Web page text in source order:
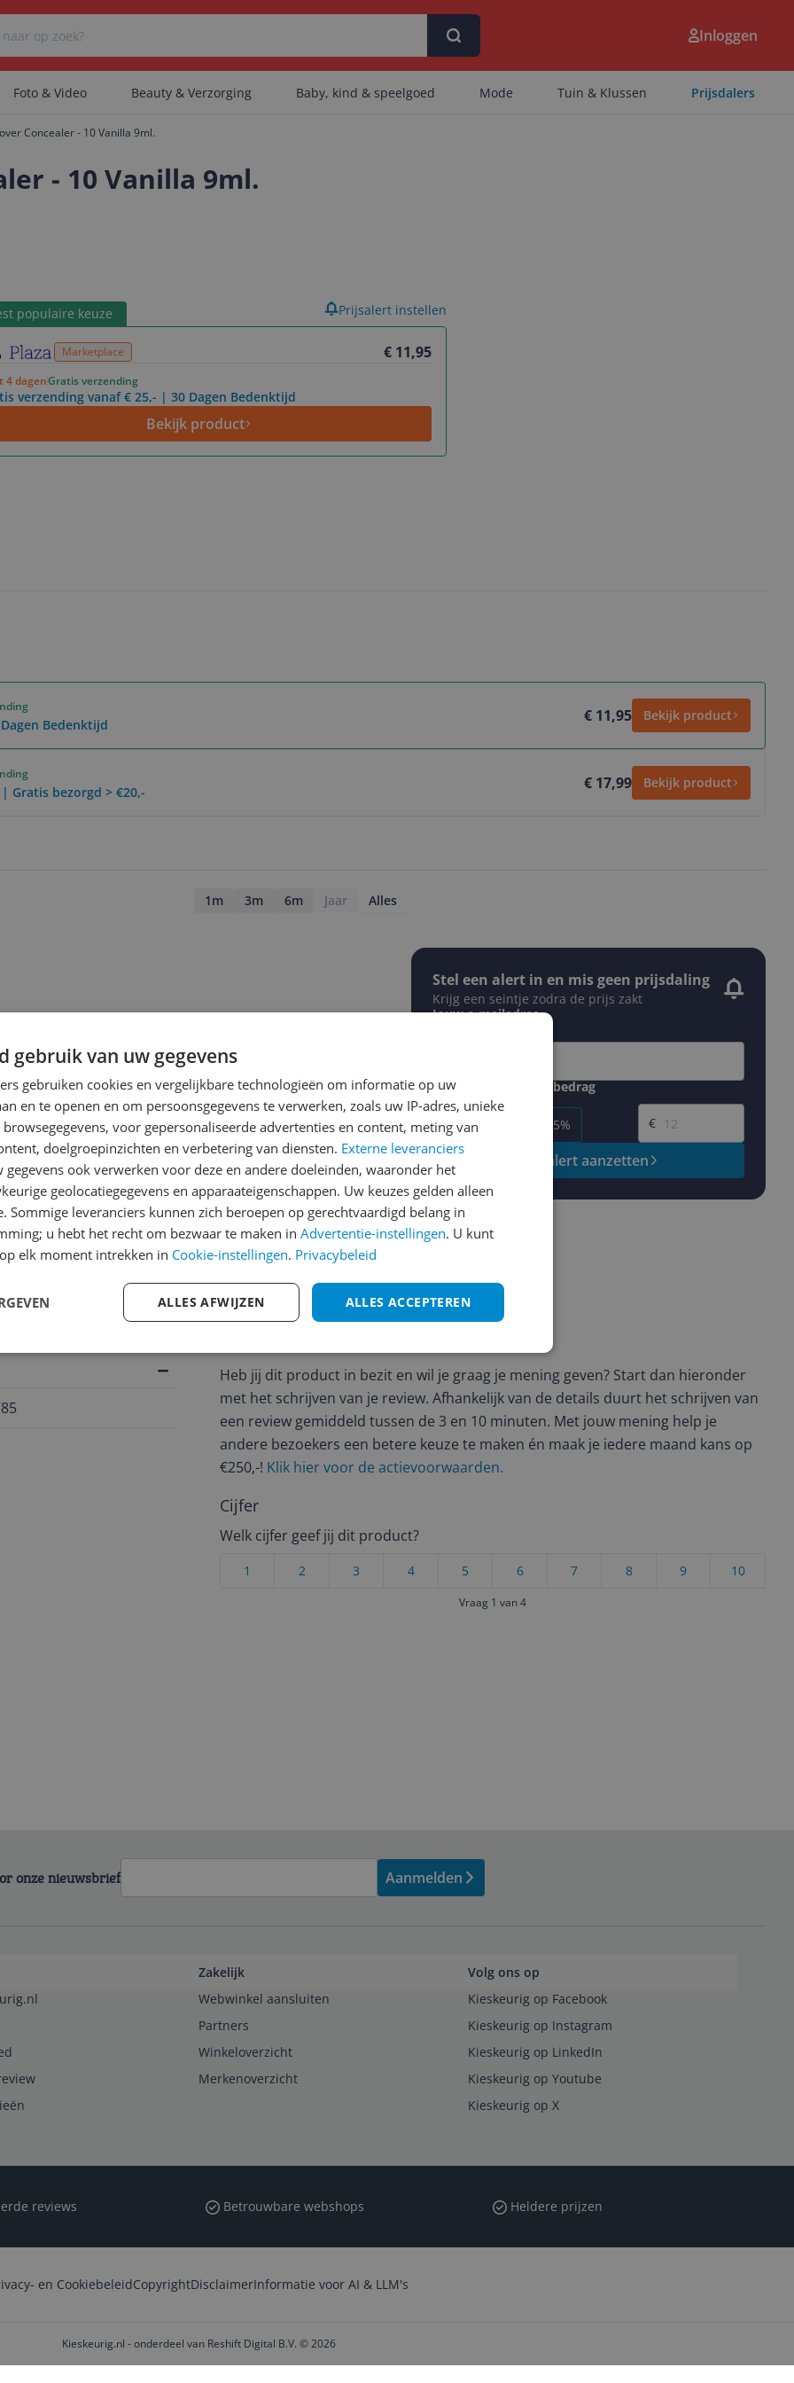
Er zijn geen categorieën gevonden.
Er zijn geen artikelen gevonden.
Inloggen
Foto & Video Beauty & Verzorging Baby, kind & speelgoed Mode Tuin & Klussen Prijsdalers
Concealer - 10 Vanilla 9ml.
- 10 Vanilla 9ml.
populaire keuze
Marketplace € 11,95
4 dagenGratis verzending
verzending vanaf € 25,- | 30 Dagen Bedenktijd
Bekijk product
Prijsalert instellen
Bedenktijd € 11,95 Bekijk product
Gratis bezorgd > €20,- € 17,99 Bekijk product
1m 3m 6m Jaar Alles
Stel een alert in en mis geen prijsdaling
Krijg een seintje zodra de prijs zakt
Jouw e-mailadres
Gewenste daling of bedrag
-5% -15%
Gewenste prijs
€
Prijsalert aanzetten
Reviews
Heb jij dit product in bezit en wil je graag je mening geven? Start dan hieronder
met het schrijven van je review. Afhankelijk van de details duurt het schrijven van
een review gemiddeld tussen de 3 en 10 minuten. Met jouw mening help je
andere bezoekers een betere keuze te maken én maak je iedere maand kans op
€250,-! Klik hier voor de actievoorwaarden.
Cijfer
Welk cijfer geef jij dit product?
10
9
8
7
6
5
4
3
2
1
Vraag 1 van 4
onze nieuwsbrief Aanmelden
Zakelijk
Webwinkel aansluiten
Partners
Winkeloverzicht
Merkenoverzicht
Volg ons op
Kieskeurig op Facebook
Kieskeurig op Instagram
Kieskeurig op LinkedIn
Kieskeurig op Youtube
Kieskeurig op X
reviews Betrouwbare webshops Heldere prijzen
en CookiebeleidCopyrightDisclaimerInformatie voor AI & LLM's
Kieskeurig.nl - onderdeel van Reshift Digital B.V. © 2026
gebruik van uw gegevens
gebruiken cookies en vergelijkbare technologieën om informatie op uw
en te openen en om persoonsgegevens te verwerken, zoals uw IP-adres, unieke
voor gepersonaliseerde advertenties en content, meting van
doelgroepinzichten en verbetering van diensten. Externe leveranciers
gegevens ook verwerken voor deze en andere doeleinden, waaronder het
geolocatiegegevens en apparaateigenschappen. Uw keuzes gelden alleen
Sommige leveranciers kunnen zich beroepen op gerechtvaardigd belang in
u hebt het recht om bezwaar te maken in Advertentie-instellingen. U kunt
elk moment intrekken in Cookie-instellingen. Privacybeleid
ALLES ACCEPTEREN
ALLES AFWIJZEN